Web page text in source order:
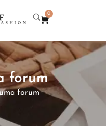
0
forum
forum